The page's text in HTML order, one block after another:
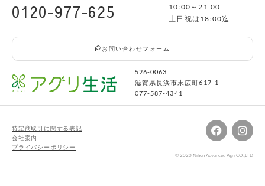
0120-977-625
10:00～21:00
土日祝は18:00迄
お問い合わせフォーム
526-0063
滋賀県長浜市末広町617-1
077-587-4341
特定商取引に関する表記
会社案内
プライバシーポリシー
© 2020 Nihon Advanced Agri CO.,LTD